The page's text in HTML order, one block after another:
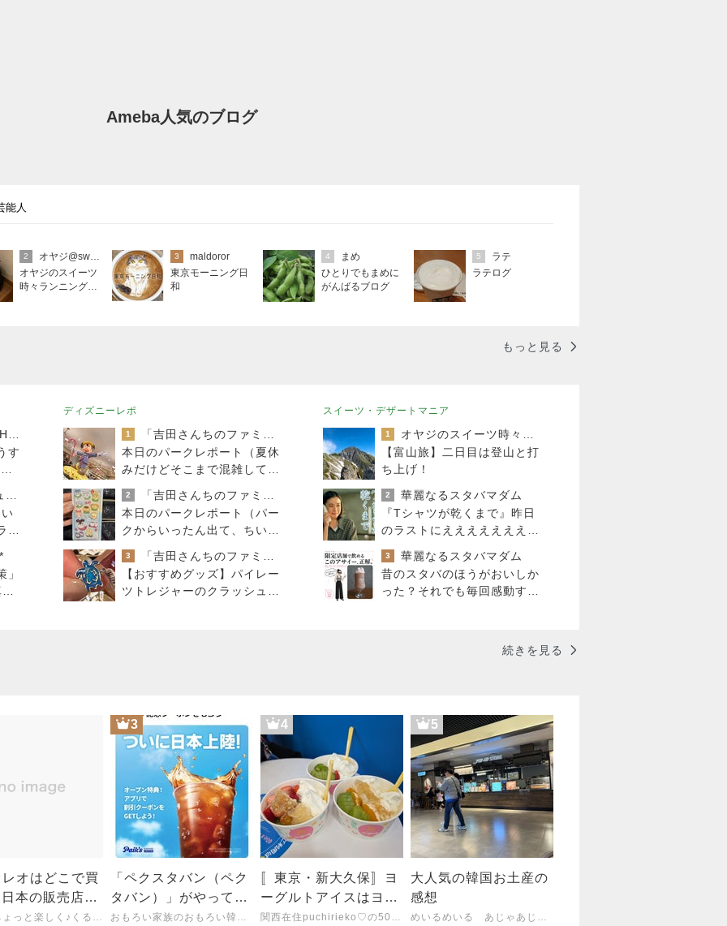
Ameba人気のブログ
能人
2
オヤジ@sweets
オヤジのスイーツ
時々ランニングブ
3
maldoror
東京モーニング日
和
4
まめ
ひとりでもまめに
がんばるブログ
5
ラテ
ラテログ
もっと見る
す
ン
」
ディズニーレポ
1
本日のパークレポート（夏休
みだけどそこまで混雑してな
い東京ディズニーリゾート
2
本日のパークレポート（パー
クからいったん出て、ちいか
わを観てきました。）
3
【おすすめグッズ】パイレー
ツトレジャーのクラッシュみ
スイーツ・デザートマニア
1
【富山旅】二日目は登山と打
ち上げ！
2
華麗なるスタバマダム
『Tシャツが乾くまで』昨日
のラストにええええええええ
え!!。夫にパスワードを聞き
ました
3
華麗なるスタバマダム
昔のスタバのほうがおいしか
った？それでも毎回感動する
続きを見る
オはどこで買
本の販売店や
調査してみた♡毎日をちょっと楽しく♪くるみの暮らしノート
3
「ペクスタバン（ペク
タバン）」がやってき
た!!（2026.8.6）
おもろい家族のおもろい韓流生活
4
〚東京・新大久保〛ヨ
ーグルトアイスはヨア
ジョン派？ヨーグルト関西在住puchirieko♡の50代ゆるっと楽しい日々の備忘録ブログ(⁠*⁠˘⁠︶⁠˘⁠*⁠)⁠.⁠｡⁠*⁠♡
5
大人気の韓国お土産の
感想
めいるめいる あじゃあじゃ－ほぼ韓国ソウル旅行－